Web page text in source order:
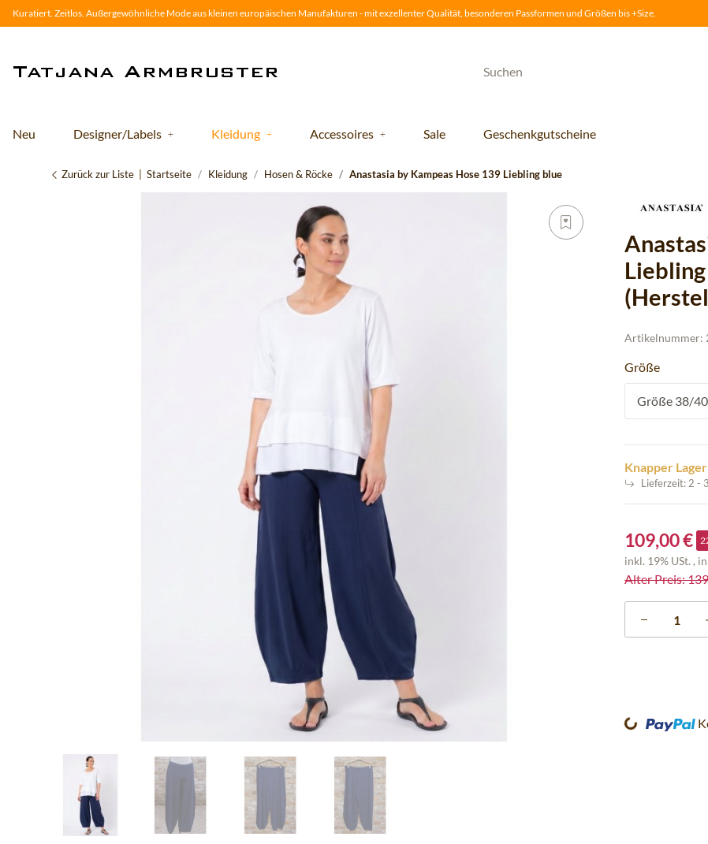
Kuratiert. Zeitlos. Außergewöhnliche Mode aus kleinen europäischen Manufakturen - mit exzellenter Qualität, besonderen Passformen und Größen bis +Size.
Neu Designer/Labels Kleidung Accessoires Sale Geschenkgutscheine
Zurück zur Liste Startseite Kleidung Hosen & Röcke Anastasia by Kampeas Hose 139 Liebling blue
Artikelnummer:
Größe
Größe 38/
Knapper
Lieferzeit:2 -
109,00 €
inkl. 19% USt. ,
Alter Preis:
Loading...